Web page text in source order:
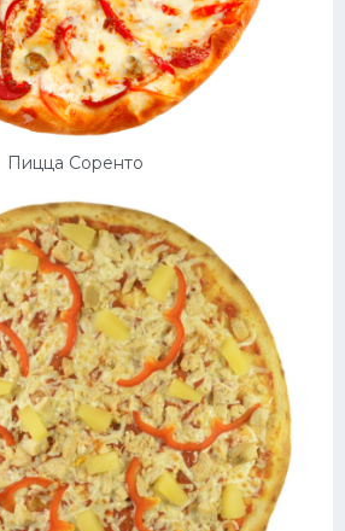
Пицца Соренто